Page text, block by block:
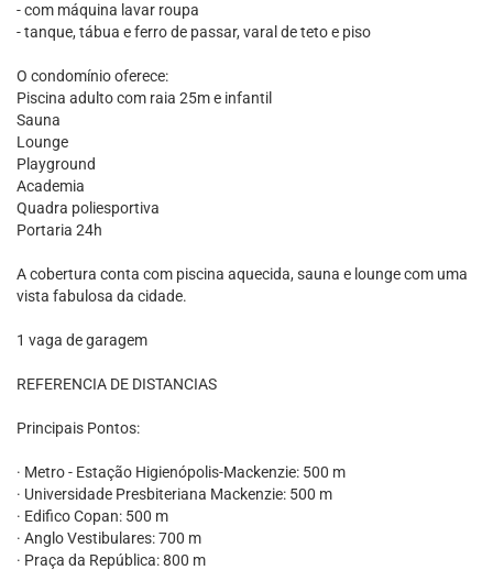
- com máquina lavar roupa
- tanque, tábua e ferro de passar, varal de teto e piso
O condomínio oferece:
Piscina adulto com raia 25m e infantil
Sauna
Lounge
Playground
Academia
Quadra poliesportiva
Portaria 24h
A cobertura conta com piscina aquecida, sauna e lounge com uma
vista fabulosa da cidade.
1 vaga de garagem
REFERENCIA DE DISTANCIAS
Principais Pontos:
· Metro - Estação Higienópolis-Mackenzie: 500 m
· Universidade Presbiteriana Mackenzie: 500 m
· Edifico Copan: 500 m
· Anglo Vestibulares: 700 m
· Praça da República: 800 m